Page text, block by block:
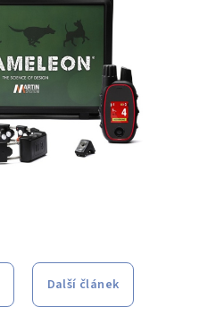
Další článek